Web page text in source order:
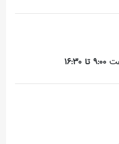
۹:۰۰ تا ۱۶:۳۰